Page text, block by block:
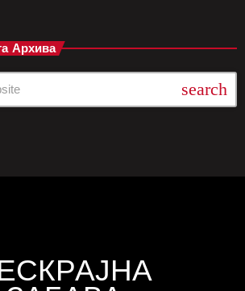
Архива
search